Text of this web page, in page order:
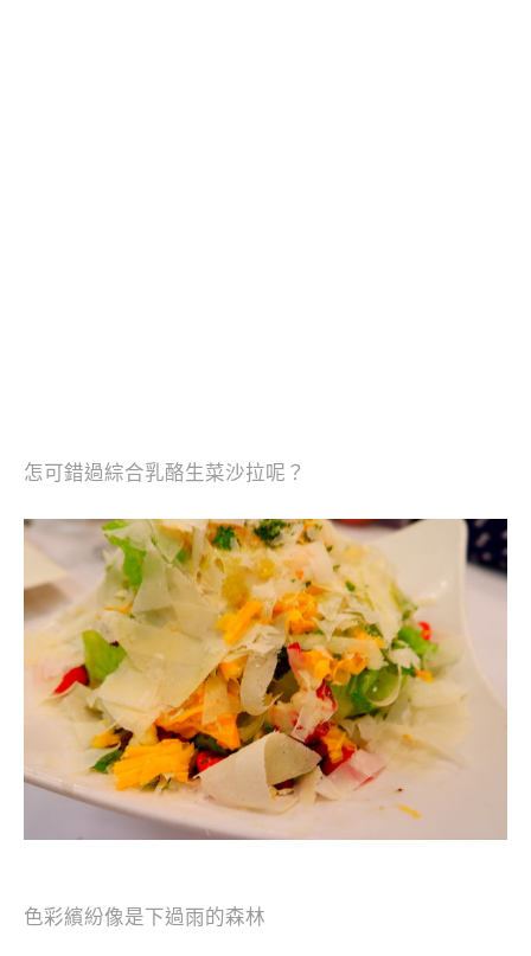
怎可錯過綜合乳酪生菜沙拉呢？
色彩繽紛像是下過雨的森林